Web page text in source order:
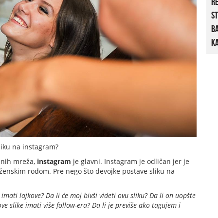
na instagram?
mreža, instagram je glavni. Instagram je odličan jer je
rodom. Pre nego što devojke postave sliku na
lajkove? Da li će moj bivši videti ovu sliku? Da li on uopšte
slike imati više follow-era? Da li je previše ako tagujem i